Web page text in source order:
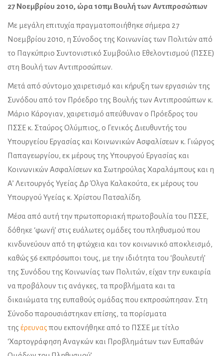
27 Νοεμβρίου 2010, ώρα 10πμ Βουλή των Αντιπροσώπων
Με μεγάλη επιτυχία πραγματοποιήθηκε σήμερα 27
Νοεμβρίου 2010, η Σύνοδος της Κοινωνίας των Πολιτών από
το Παγκύπριο Συντονιστικό Συμβούλιο Εθελοντισμού (ΠΣΣΕ)
στη Βουλή των Αντιπροσώπων.
Μετά από σύντομο χαιρετισμό και κήρυξη των εργασιών της
Συνόδου από τον Πρόεδρο της Βουλής των Αντιπροσώπων κ.
Μάριο Κάρογιαν, χαιρετισμό απεύθυναν ο Πρόεδρος του
ΠΣΣΕ κ. Σταύρος Ολύμπιος, ο Γενικός Διευθυντής του
Υπουργείου Εργασίας και Κοινωνικών Ασφαλίσεων κ. Γιώργος
Παπαγεωργίου, εκ μέρους της Υπουργού Εργασίας και
Κοινωνικών Ασφαλίσεων κα Σωτηρούλας Χαραλάμπους και η
Α’ Λειτουργός Υγείας Δρ Όλγα Καλακούτα, εκ μέρους του
Υπουργού Υγείας κ. Χρίστου Πατσαλίδη.
Μέσα από αυτή την πρωτοποριακή πρωτοβουλία του ΠΣΣΕ,
δόθηκε ‘φωνή’ στις ευάλωτες ομάδες του πληθυσμού που
κινδυνεύουν από τη φτώχεια και τον κοινωνικό αποκλεισμό,
καθώς 56 εκπρόσωποι τους, με την ιδιότητα του ‘βουλευτή’
της Συνόδου της Κοινωνίας των Πολιτών, είχαν την ευκαιρία
να προβάλουν τις ανάγκες, τα προβλήματα και τα
δικαιώματα της ευπαθούς ομάδας που εκπροσώπησαν. Στη
Σύνοδο παρουσιάστηκαν επίσης, τα πορίσματα
της έρευναςπου εκπονήθηκε από το ΠΣΣΕ με τίτλο
‘Χαρτογράφηση Αναγκών και Προβλημάτων των Ευπαθών